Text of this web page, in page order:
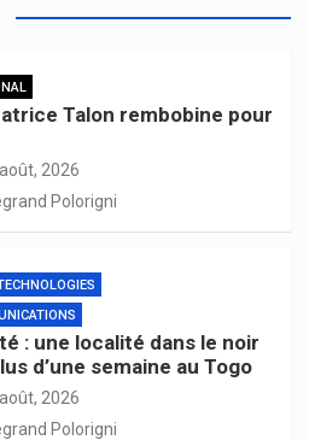
Talon rembobine pour
2026
Polorigni
: une localité dans le noir
d’une semaine au Togo
2026
Polorigni